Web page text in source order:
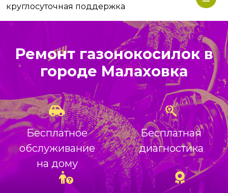
круглосуточная поддержка
Ремонт газонокосилок в
городе Малаховка
Бесплатное
обслуживание
на дому
Бесплатная
диагностика